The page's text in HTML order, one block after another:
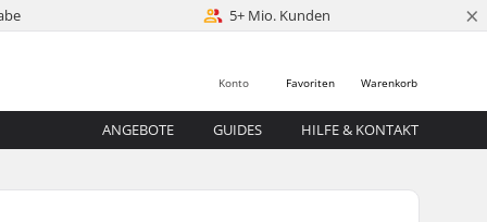
5+ Mio. Kunden ×
Warenkorb
Favoriten
Konto
ANGEBOTE GUIDES HILFE & KONTAKT